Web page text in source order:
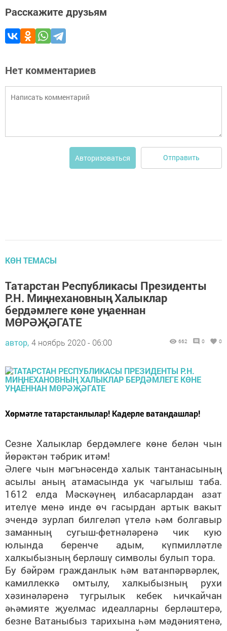
Расскажите друзьям
Нет комментариев
Авторизоваться Отправить
КӨН ТЕМАСЫ
Татарстан Республикасы Президенты
Р.Н. Миңнехановның Халыклар
бердәмлеге көне уңаеннан
МӨРӘҖӘГАТЕ
автор, 4 ноябрь 2020 - 06:00 662 0 0
Хөрмәтле татарстанлылар! Кадерле ватандашлар!
Сезне Халыклар бердәмлеге көне белән чын
йөрәктән тәбрик итәм!
Әлеге чын мәгънәсендә халык тантанасының
асылы аның атамасында ук чагылыш таба.
1612 елда Мәскәүнең илбасарлардан азат
ителүе менә инде өч гасырдан артык вакыт
эчендә зурлап билгеләп үтелә һәм болгавыр
заманның сугыш-фетнәләренә чик кую
юлында беренче адым, күпмилләтле
халкыбызның берләшү символы булып тора.
Бу бәйрәм гражданлык һәм ватанпәрвәрлек,
камиллеккә омтылу, халкыбызның рухи
хәзинәләренә тугрылык кебек һичкайчан
әһәмияте җуелмас идеалларны берләштерә,
безне Ватаныбыз тарихына һәм мәдәниятенә,